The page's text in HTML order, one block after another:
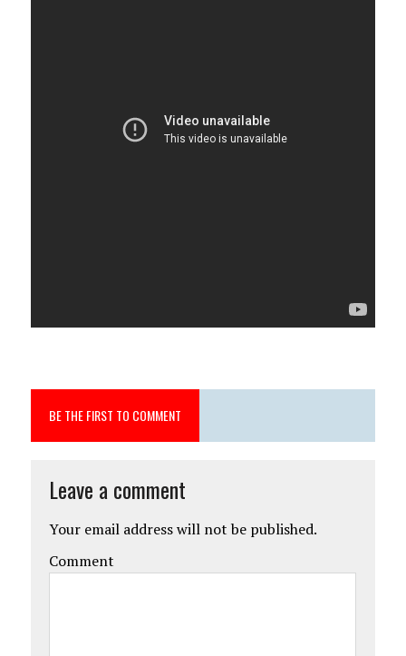
BE THE FIRST TO COMMENT
Leave a comment
Your email address will not be published.
Comment